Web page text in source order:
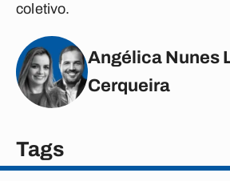
coletivo.
Angélica Nunes
Cerqueira
Tags